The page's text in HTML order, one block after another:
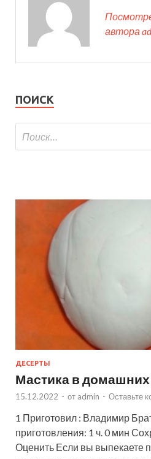
автора
ПОИСК
ДЕСЕРТЫ
Мастика в домашних
15.12.2022 - от admin - Оставьте
1 Приготовил : Владимир
приготовления: 1 ч. 0 мин
Оценить Если вы выпекаете